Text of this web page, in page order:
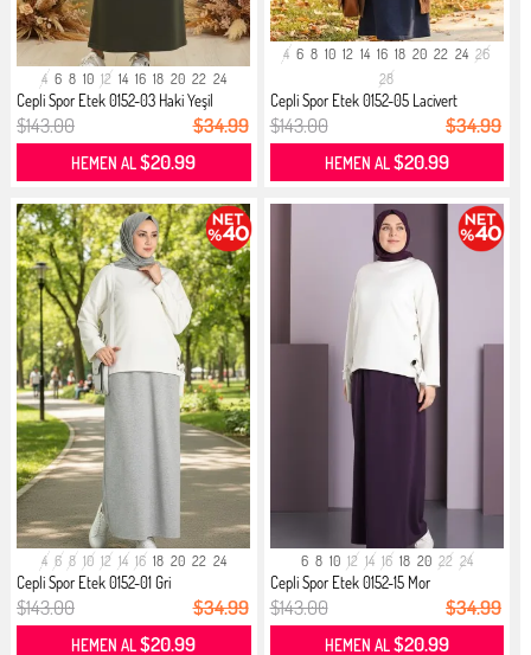
4 6 8 10 12 14 16 18 20 22 24
Cepli Spor Etek 0152-03 Haki Yeşil
$143.00 $34.99
HEMEN AL$20.99
4 6 8 10 12 14 16 18 20 22 24 26
28
Cepli Spor Etek 0152-05 Lacivert
$143.00 $34.99
HEMEN AL$20.99
4 6 8 10 12 14 16 18 20 22 24
Cepli Spor Etek 0152-01 Gri
$143.00 $34.99
HEMEN AL$20.99
6 8 10 12 14 16 18 20 22 24
Cepli Spor Etek 0152-15 Mor
$143.00 $34.99
HEMEN AL$20.99